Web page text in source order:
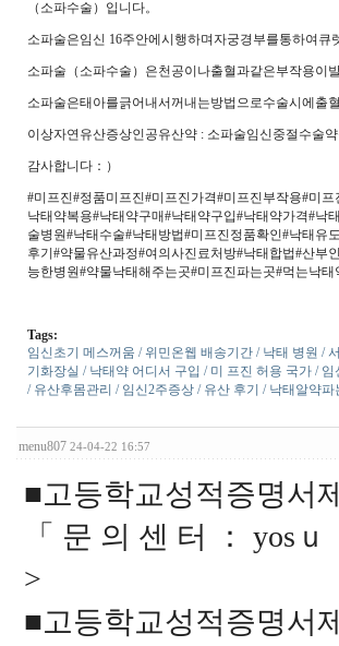
（소파수술）입니다。
소파술은임신 16주안에시행하며자궁경부를통하여
소파술（소파수술）은천공이나출혈과같은부작용이
소파술은태아를긁어내서꺼내는방법으로수술시에출
이상자연유산증상인공유산약 : 소파술임신중절수술
감사합니다：）
#미프진#정품미프진#미프진가격#미프진부작용#미
낙태약복용#낙태약구매#낙태약구입#낙태약가격#낙
술병원#낙태수술#낙태방법#미프진정품확인#낙태유
후기#약물유산과정#여의사진료처방#낙태합법#산부
능한병원#약물낙태해주는곳#미프진파는곳#먹는낙
Tags:
임신초기 메스꺼움 / 위민온웹 배송기간 / 낙태 병원 /
기화장실 / 낙태약 어디서 구입 / 미 프진 허용 국가 /
/ 유산후몸관리 / 임신2주증상 / 유산 후기 / 낙태알약
menu807 24-04-22 16:57
■고등학교성적증명서
「 문 의 센 터 ： yos
>
■고등학교성적증명서